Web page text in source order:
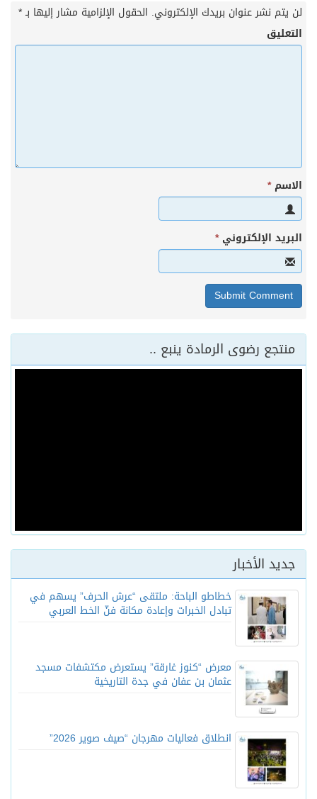
لن يتم نشر عنوان بريدك الإلكتروني. الحقول الإلزامية مشار إليها بـ*
التعليق
الاسم*
البريد الإلكتروني*
منتجع رضوى الرمادة ينبع ..
جديد الأخبار
خطاطو الباحة: ملتقى “عرش الحرف” يسهم في
تبادل الخبرات وإعادة مكانة فنّ الخط العربي
معرض “كنوز غارقة” يستعرض مكتشفات مسجد
عثمان بن عفان في جدة التاريخية
انطلاق فعاليات مهرجان “صيف صوير 2026”